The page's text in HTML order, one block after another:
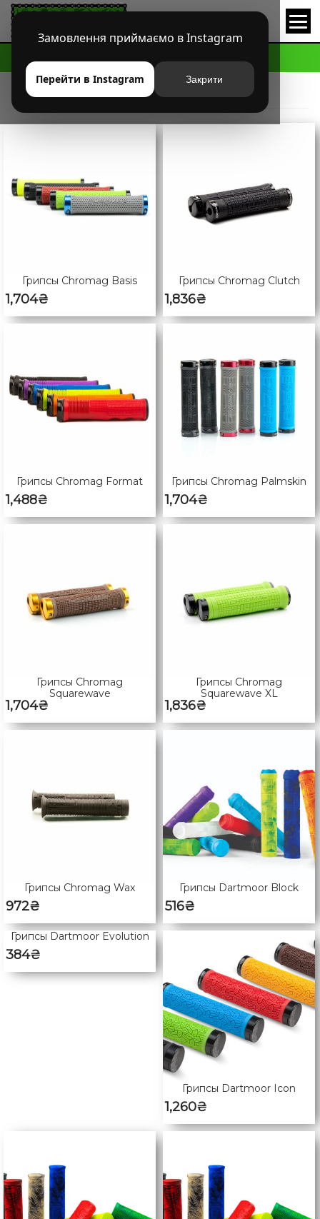
Замовлення приймаємо в Instagram
Перейти в Instagram Закрити
GRIPS
Грипсы Chromag Basis
1,704₴
Грипсы Chromag Clutch
1,836₴
Грипсы Chromag Format
1,488₴
Грипсы Chromag Palmskin
1,704₴
Грипсы Chromag
Squarewave
1,704₴
Грипсы Chromag
Squarewave XL
1,836₴
Грипсы Chromag Wax
972₴
Грипсы Dartmoor Block
516₴
Грипсы Dartmoor Evolution
384₴
Грипсы Dartmoor Icon
1,260₴